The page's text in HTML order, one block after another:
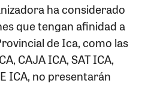
ha considerado
que tengan afinidad a
de Ica, como las
CAJA ICA, SAT ICA,
ICA, no presentarán